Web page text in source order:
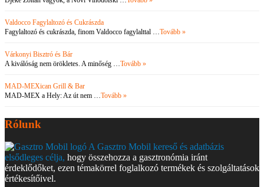
Valdocco Fagylaltozó és Cukrászda
Fagylaltozó és cukrászda, finom Valdocco fagylalttal …Tovább »
Várkonyi Bisztró és Bár
A kiválóság nem örökletes. A minőség …Tovább »
MAD-MEXican Grill & Bar
MAD-MEX a Hely: Az út nem …Tovább »
Rólunk
A Gasztro Mobil kereső és adatbázis
elsődleges célja, hogy összehozza a gasztronómia iránt
érdeklődőket, ezen témakörrel foglalkozó termékek és szolgáltatások
értékesítőivel.